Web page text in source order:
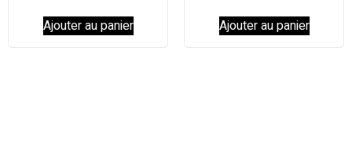
Ajouter au panier Ajouter au panier